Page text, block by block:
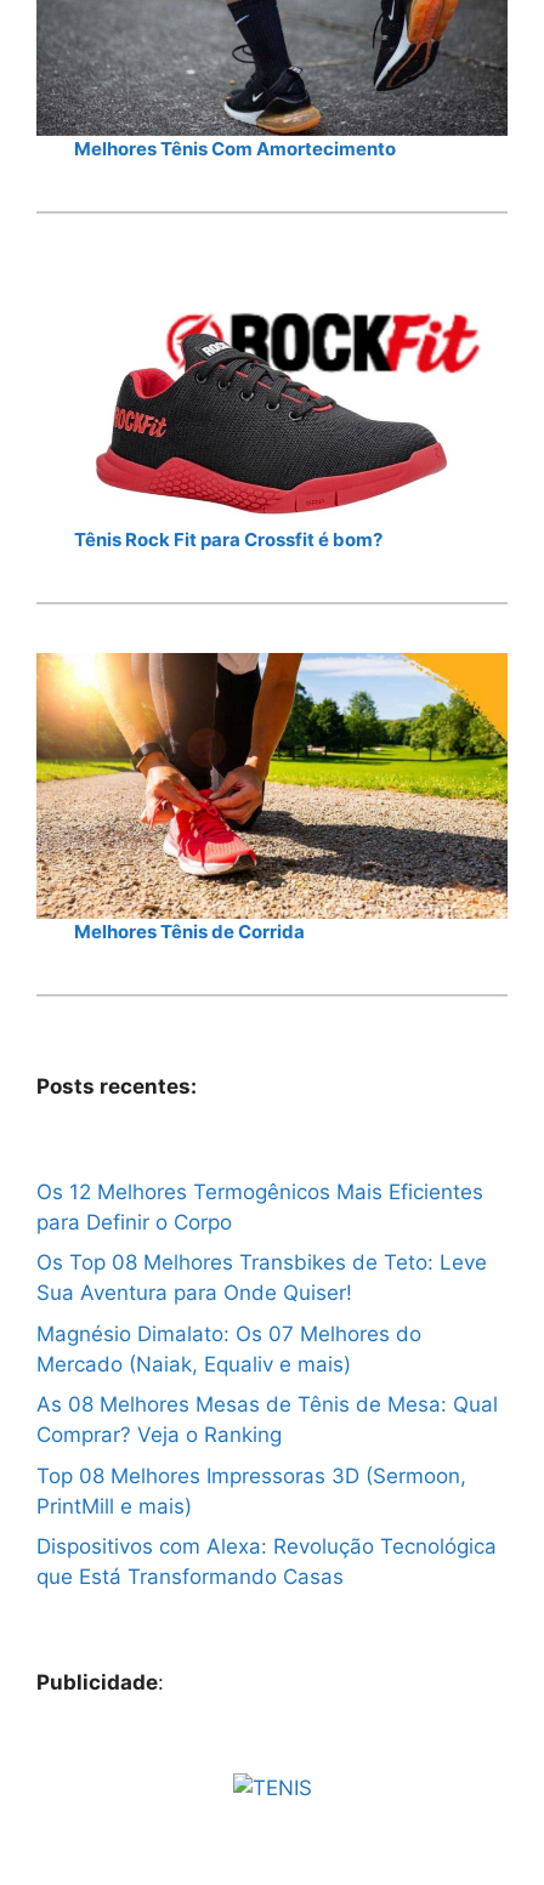
Melhores Tênis Com Amortecimento
Tênis Rock Fit para Crossfit é bom?
Melhores Tênis de Corrida
Posts recentes:
Os 12 Melhores Termogênicos Mais Eficientes
para Definir o Corpo
Os Top 08 Melhores Transbikes de Teto: Leve
Sua Aventura para Onde Quiser!
Magnésio Dimalato: Os 07 Melhores do
Mercado (Naiak, Equaliv e mais)
As 08 Melhores Mesas de Tênis de Mesa: Qual
Comprar? Veja o Ranking
Top 08 Melhores Impressoras 3D (Sermoon,
PrintMill e mais)
Dispositivos com Alexa: Revolução Tecnológica
que Está Transformando Casas
Publicidade: